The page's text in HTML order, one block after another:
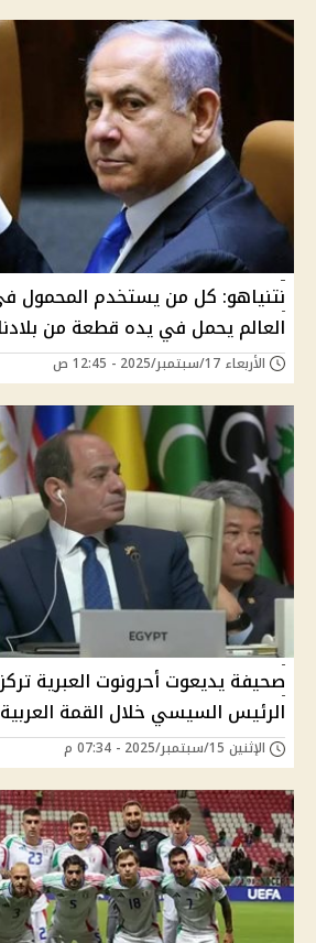
نتنياهو: كل من يستخدم المحمول
العالم يحمل في يده قطعة من بلادنا
الأربعاء 17/سبتمبر/2025 - 12:45 ص
صحيفة يديعوت أحرونوت العبرية
الرئيس السيسي خلال القمة العربية
الإثنين 15/سبتمبر/2025 - 07:34 م